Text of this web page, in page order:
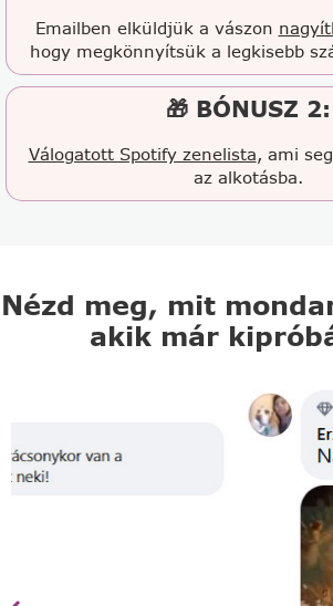
Emailben elküldjük a vászon
hogy megkönnyítsük a legkisebb
🎁 BÓNUSZ 2:
Válogatott Spotify zenelista, ami
az alkotásba.
Nézd meg, mit
akik már